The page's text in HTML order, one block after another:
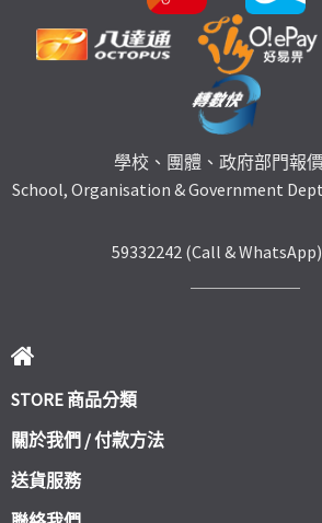
學校、團體、政府部門報
School, Organisation & Government
59332242 (Call & WhatsApp)
STORE 商品分類
關於我們 / 付款方法
送貨服務